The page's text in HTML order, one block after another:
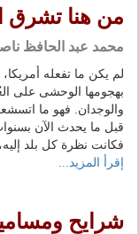
من هنا
محمد عبد الحافظ
لم يكن ما تفعله
بهجومها الوحشى على
والوجدان. فهو ما
قبل ما يحدث الآن
فكانت نظرة كل بلد
إقرأ المزيد...
شرايح